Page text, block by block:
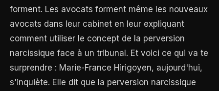
forment. Les avocats forment même les nouveaux
avocats dans leur cabinet en leur expliquant
comment utiliser le concept de la perversion
narcissique face à un tribunal. Et voici ce qui va te
surprendre : Marie-France Hirigoyen, aujourd'hui,
s'inquiète. Elle dit que la perversion narcissique